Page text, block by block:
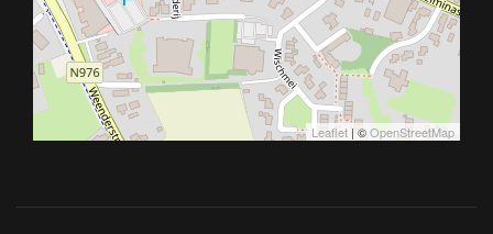
Leaflet| ©OpenStreetMap